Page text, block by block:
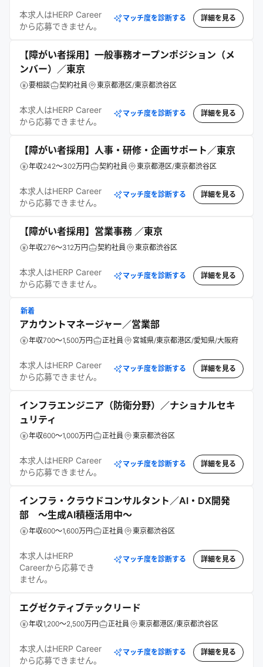
本求人はHERP Career
から応募できません。
マッチ度を診断する 詳細を見る
【障がい者採用】一般事務オープンポジション（メ
ンバー）／東京
要相談 契約社員 東京都港区/東京都渋谷区
本求人はHERP Career
から応募できません。
マッチ度を診断する 詳細を見る
【障がい者採用】人事・研修・企画サポート／東京
年収242～302万円 契約社員 東京都港区/東京都渋谷区
本求人はHERP Career
から応募できません。
マッチ度を診断する 詳細を見る
【障がい者採用】営業事務 ／東京
年収276～312万円 契約社員 東京都渋谷区
本求人はHERP Career
から応募できません。
マッチ度を診断する 詳細を見る
新着
アカウントマネージャー／営業部
年収700～1,500万円 正社員 宮城県/東京都港区/愛知県/大阪府
本求人はHERP Career
から応募できません。
マッチ度を診断する 詳細を見る
インフラエンジニア（防衛分野）／ナショナルセキ
ュリティ
年収600～1,000万円 正社員 東京都渋谷区
本求人はHERP Career
から応募できません。
マッチ度を診断する 詳細を見る
インフラ・クラウドコンサルタント／AI・DX開発
部 ～生成AI積極活用中～
年収600～1,600万円 正社員 東京都渋谷区
本求人はHERP
Careerから応募でき
ません。
マッチ度を診断する 詳細を見る
エグゼクティブテックリード
年収1,200～2,500万円 正社員 東京都港区/東京都渋谷区
本求人はHERP Career
から応募できません。
マッチ度を診断する 詳細を見る